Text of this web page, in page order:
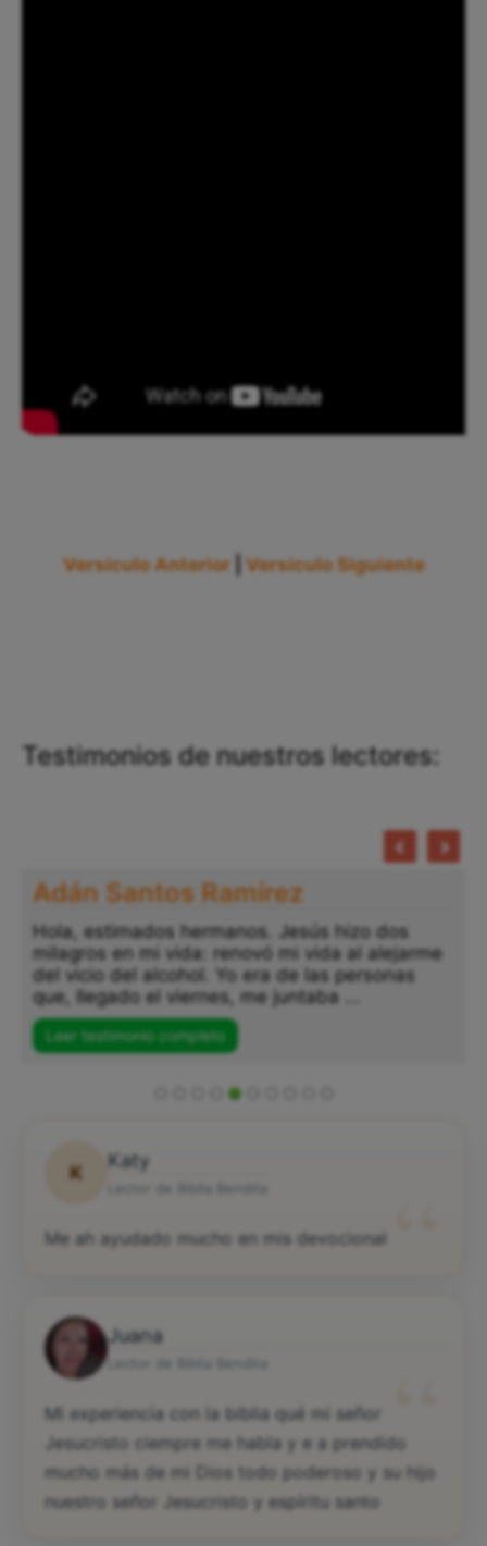
Versículo Anterior Versículo Siguiente
Testimonios de nuestros lectores:
Adán Santos Ramírez
Hola, estimados hermanos. Jesús hizo dos
milagros en mi vida: renovó mi vida al alejarme
del vicio del alcohol. Yo era de las personas
que, llegado el viernes, me juntaba ...
Leer testimonio completo
K
Katy
Me ah ayudado mucho en mis devocional
Juana
“
Mi experiencia con la biblia qué mi señor
Jesucristo ciempre me habla y e a prendido
mucho más de mi Dios todo poderoso y su hijo
nuestro señor Jesucristo y espíritu santo